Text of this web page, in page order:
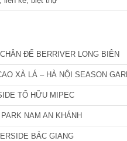
ĐẾ BERRIVER LONG BIÊN
XÀ LÁ – HÀ NỘI SEASON
TỐ HỮU MIPEC
NAM AN KHÁNH
BẮC GIANG